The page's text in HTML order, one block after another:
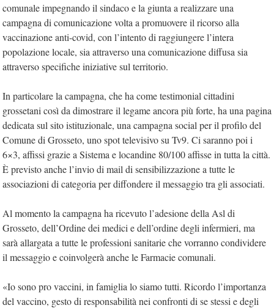
comunale impegnando il sindaco e la giunta a realizzare una
campagna di comunicazione volta a promuovere il ricorso alla
vaccinazione anti-covid, con l’intento di raggiungere l’intera
popolazione locale, sia attraverso una comunicazione diffusa sia
attraverso specifiche iniziative sul territorio.
In particolare la campagna, che ha come testimonial cittadini
grossetani così da dimostrare il legame ancora più forte, ha una pagina
dedicata sul sito istituzionale, una campagna social per il profilo del
Comune di Grosseto, uno spot televisivo su Tv9. Ci saranno poi i
6×3, affissi grazie a Sistema e locandine 80/100 affisse in tutta la città.
È previsto anche l’invio di mail di sensibilizzazione a tutte le
associazioni di categoria per diffondere il messaggio tra gli associati.
Al momento la campagna ha ricevuto l’adesione della Asl di
Grosseto, dell’Ordine dei medici e dell’ordine degli infermieri, ma
sarà allargata a tutte le professioni sanitarie che vorranno condividere
il messaggio e coinvolgerà anche le Farmacie comunali.
«Io sono pro vaccini, in famiglia lo siamo tutti. Ricordo l’importanza
del vaccino, gesto di responsabilità nei confronti di se stessi e degli